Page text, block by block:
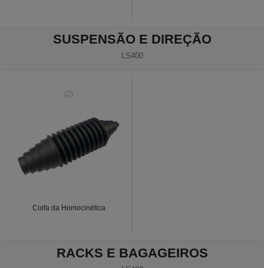
SUSPENSÃO E DIREÇÃO
LS400
(2)
Coifa da Homocinética
RACKS E BAGAGEIROS